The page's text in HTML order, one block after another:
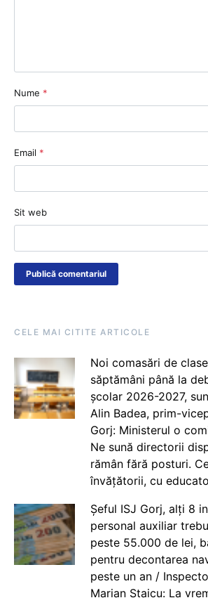
Nume *
Email *
Sit web
CELE MAI CITITE ARTICOLE
Noi comasări de
săptămâni până la
școlar 2026-2027,
Alin Badea, prim-
Gorj: Ministerul o
Ne sună directorii
rămân fără posturi.
învățătorii, cu
Șeful ISJ Gorj, alți 8
personal auxiliar
peste 55.000 de lei,
pentru decontarea
peste un an /
Marian Staicu: La